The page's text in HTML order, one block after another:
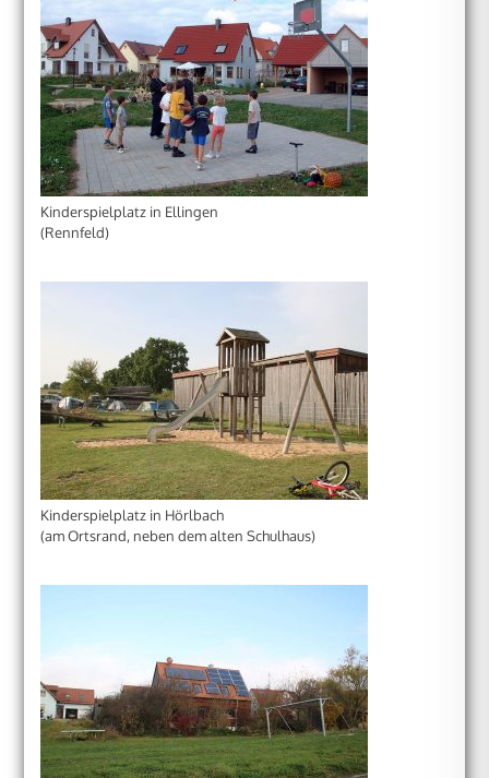
Kinderspielplatz in Ellingen
(Rennfeld)
Kinderspielplatz in Hörlbach
(am Ortsrand, neben dem alten Schulhaus)